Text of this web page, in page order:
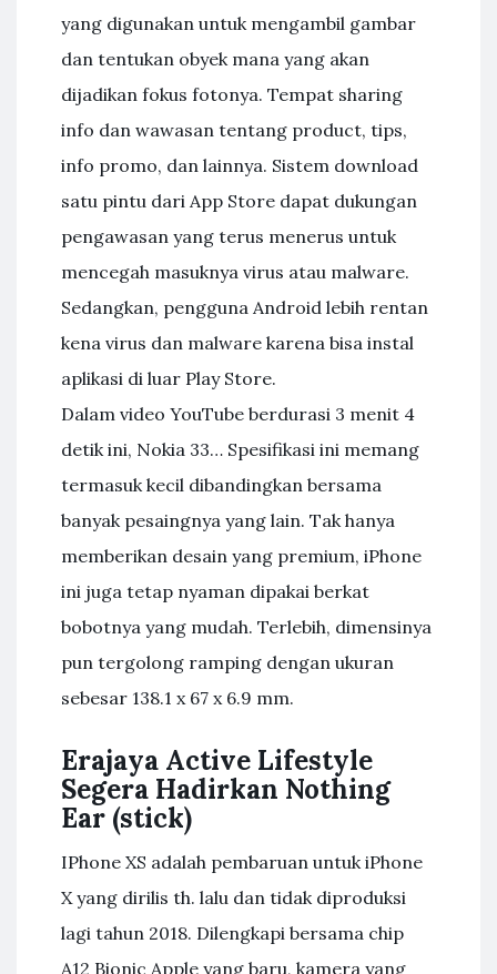
yang digunakan untuk mengambil gambar
dan tentukan obyek mana yang akan
dijadikan fokus fotonya. Tempat sharing
info dan wawasan tentang product, tips,
info promo, dan lainnya. Sistem download
satu pintu dari App Store dapat dukungan
pengawasan yang terus menerus untuk
mencegah masuknya virus atau malware.
Sedangkan, pengguna Android lebih rentan
kena virus dan malware karena bisa instal
aplikasi di luar Play Store.
Dalam video YouTube berdurasi 3 menit 4
detik ini, Nokia 33… Spesifikasi ini memang
termasuk kecil dibandingkan bersama
banyak pesaingnya yang lain. Tak hanya
memberikan desain yang premium, iPhone
ini juga tetap nyaman dipakai berkat
bobotnya yang mudah. Terlebih, dimensinya
pun tergolong ramping dengan ukuran
sebesar 138.1 x 67 x 6.9 mm.
Erajaya Active Lifestyle
Segera Hadirkan Nothing
Ear (stick)
IPhone XS adalah pembaruan untuk iPhone
X yang dirilis th. lalu dan tidak diproduksi
lagi tahun 2018. Dilengkapi bersama chip
A12 Bionic Apple yang baru, kamera yang